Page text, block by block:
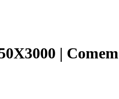
| Comem